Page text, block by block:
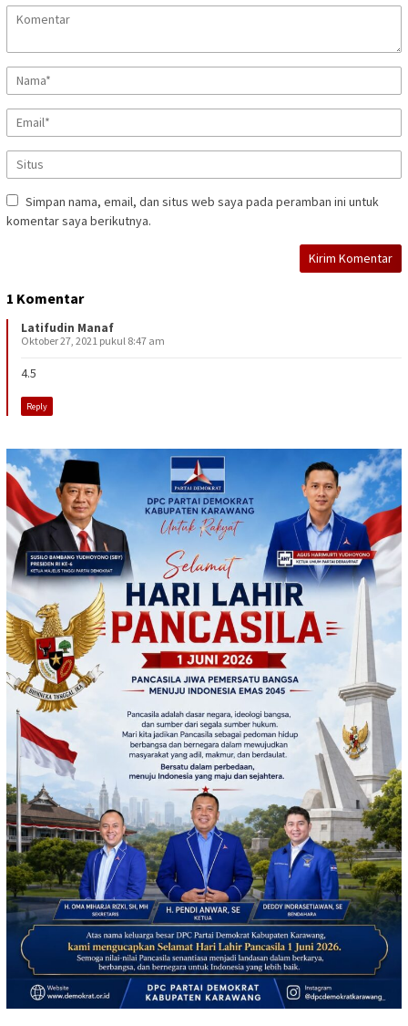
Simpan nama, email, dan situs web saya pada peramban ini untuk
komentar saya berikutnya.
1 Komentar
Latifudin Manaf
Oktober 27, 2021 pukul 8:47 am
4.5
Reply